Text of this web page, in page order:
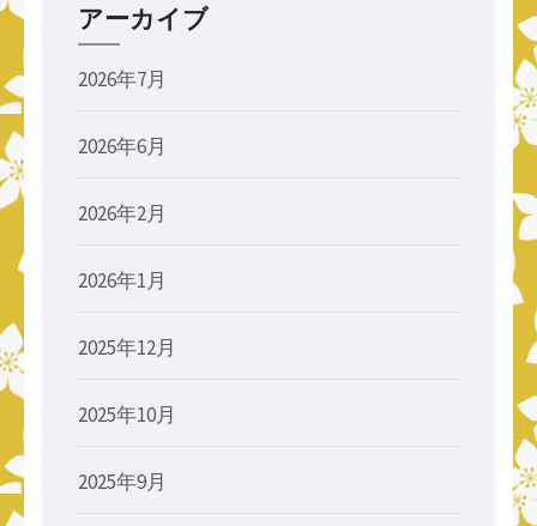
アーカイブ
2026年7月
2026年6月
2026年2月
2026年1月
2025年12月
2025年10月
2025年9月